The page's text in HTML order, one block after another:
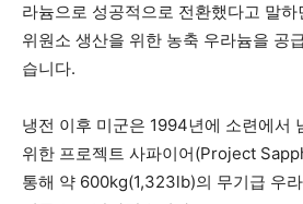
라늄으로 성공적으로 전환했다고 말
위원소 생산을 위한 농축 우라늄을 공
습니다.
냉전 이후 미군은 1994년에 소련에서
위한 프로젝트 사파이어(Project
통해 약 600kg(1,323lb)의 무기급 우